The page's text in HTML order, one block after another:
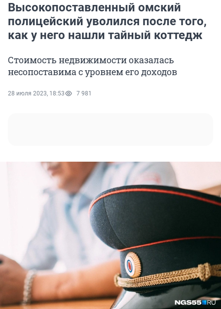
Высокопоставленный омский
полицейский уволился после того,
как у него нашли тайный коттедж
Стоимость недвижимости оказалась
несопоставима с уровнем его доходов
28 июля 2023, 18:53 7 981